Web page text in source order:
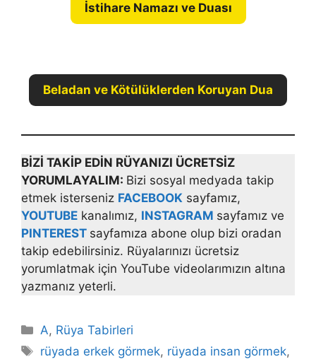
İstihare Namazı ve Duası
Beladan ve Kötülüklerden Koruyan Dua
BİZİ TAKİP EDİN RÜYANIZI ÜCRETSİZ
YORUMLAYALIM: Bizi sosyal medyada takip
etmek isterseniz FACEBOOK sayfamız,
YOUTUBE kanalımız, INSTAGRAM sayfamız ve
PINTEREST sayfamıza abone olup bizi oradan
takip edebilirsiniz. Rüyalarınızı ücretsiz
yorumlatmak için YouTube videolarımızın altına
yazmanız yeterli.
Kategoriler
A, Rüya Tabirleri
Etiketler
rüyada erkek görmek, rüyada insan görmek,